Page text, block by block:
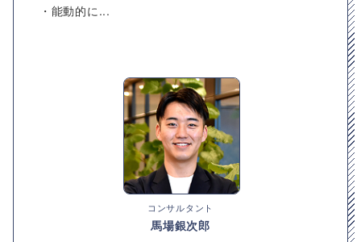
・能動的に...
コンサルタント
馬場銀次郎